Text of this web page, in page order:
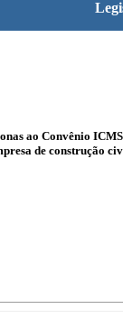
ao Convênio
de construção